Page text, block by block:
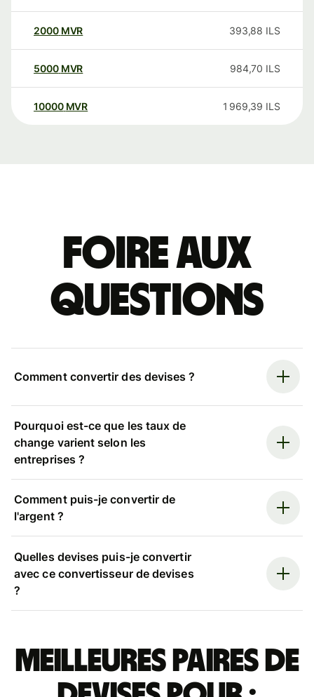
2000 MVR 393,88 ILS
5000 MVR 984,70 ILS
10000 MVR 1 969,39 ILS
Foire aux
questions
Comment convertir des devises ?
Pourquoi est-ce que les taux de
change varient selon les
entreprises ?
Comment puis-je convertir de
l'argent ?
Quelles devises puis-je convertir
avec ce convertisseur de devises
?
Meilleures paires de